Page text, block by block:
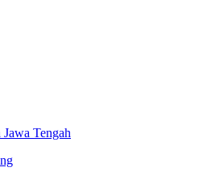
Tengah